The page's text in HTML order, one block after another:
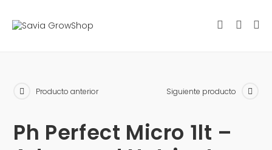
Producto anterior Siguiente producto
Ph Perfect Micro 1lt –